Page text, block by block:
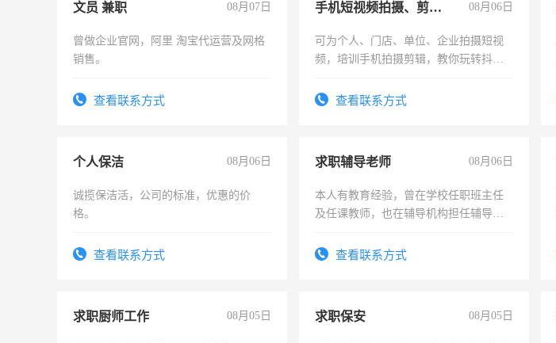
文员 兼职 08月07日
曾做企业官网，阿里 淘宝代运营及网格
销售。
查看联系方式
手机短视频拍摄、剪辑、抖音快手 08月06日
可为个人、门店、单位、企业拍摄短视
频，培训手机拍摄剪辑，教你玩转抖音
频，培训手机拍摄剪辑，教你玩转抖
查看联系方式
个人保洁 08月06日
诚揽保洁活，公司的标准，优惠的价
格。
查看联系方式
求职辅导老师 08月06日
本人有教育经验，曾在学校任职班主任
及任课教师，也在辅导机构担任辅导教
查看联系方式
求职厨师工作 08月05日 求职保安 08月05日